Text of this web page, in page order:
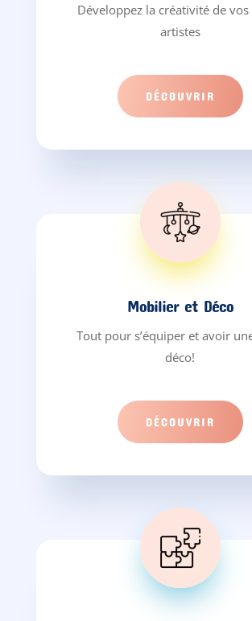
Développez la créativité de
artistes
DÉCOUVRIR
Mobilier et Déco
Tout pour s’équiper et avoir
déco!
DÉCOUVRIR